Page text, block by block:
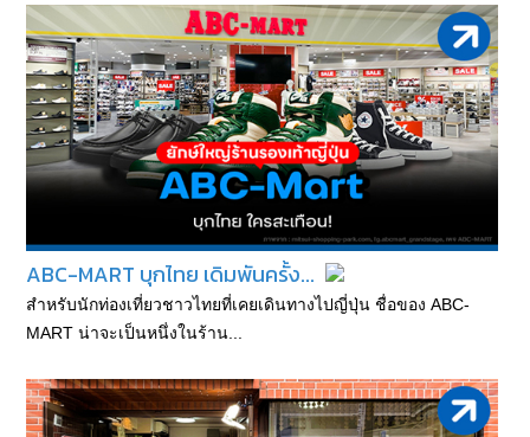
ABC-MART บุกไทย เดิมพันครั้ง...
สำหรับนักท่องเที่ยวชาวไทยที่เคยเดินทางไปญี่ปุ่น ชื่อของ ABC-
MART น่าจะเป็นหนึ่งในร้าน...